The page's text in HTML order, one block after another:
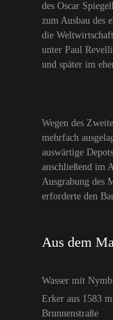
des Oscar
zum Ausbau des
die
unter Paul
und später im
Wegen des
mehrfach
auswärtige
anschließend im
Ausgrabung des
erforderte den
Aus dem
Wasser mit
Erker aus 1583
Brunnenstraße